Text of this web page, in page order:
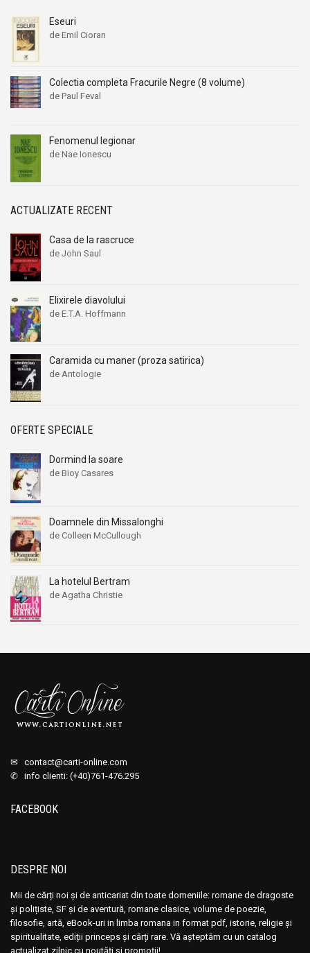
Eseuri
de Emil Cioran
Colectia completa Fracurile Negre (8 volume)
de Paul Feval
Fenomenul legionar
de Nae Ionescu
ACTUALIZATE RECENT
Casa de la rascruce
de John Saul
Elixirele diavolului
de E.T.A. Hoffmann
Caramida cu maner (proza satirica)
de Antologie
OFERTE SPECIALE
Dormind la soare
de Bioy Casares
Doamnele din Missalonghi
de Colleen McCullough
La hotelul Bertram
de Agatha Christie
✉ contact@carti-online.com
✆ info clienti: (+40)761-476.295
FACEBOOK
DESPRE NOI
Mii de cărți noi și de anticariat din toate domeniile: romane de dragoste
și polițiste, SF și de aventură, romane clasice, volume de poezie,
filosofie, artă, eBook-uri in limba romana in format pdf, istorie, religie și
spiritualitate, ediții princeps și cărți rare. Vă așteptăm cu un catalog
actualizat zilnic cu noutăți și promoții!